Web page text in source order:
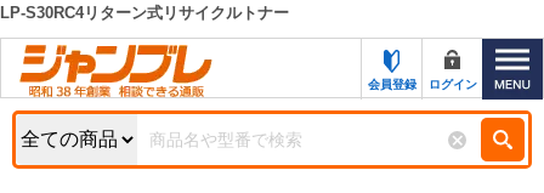
カテゴリー一覧
お知らせ
特集・キャンペーン一覧
キーワード検索
LP-S30RC4リターン式リサイクルトナー
会員登録 ログイン